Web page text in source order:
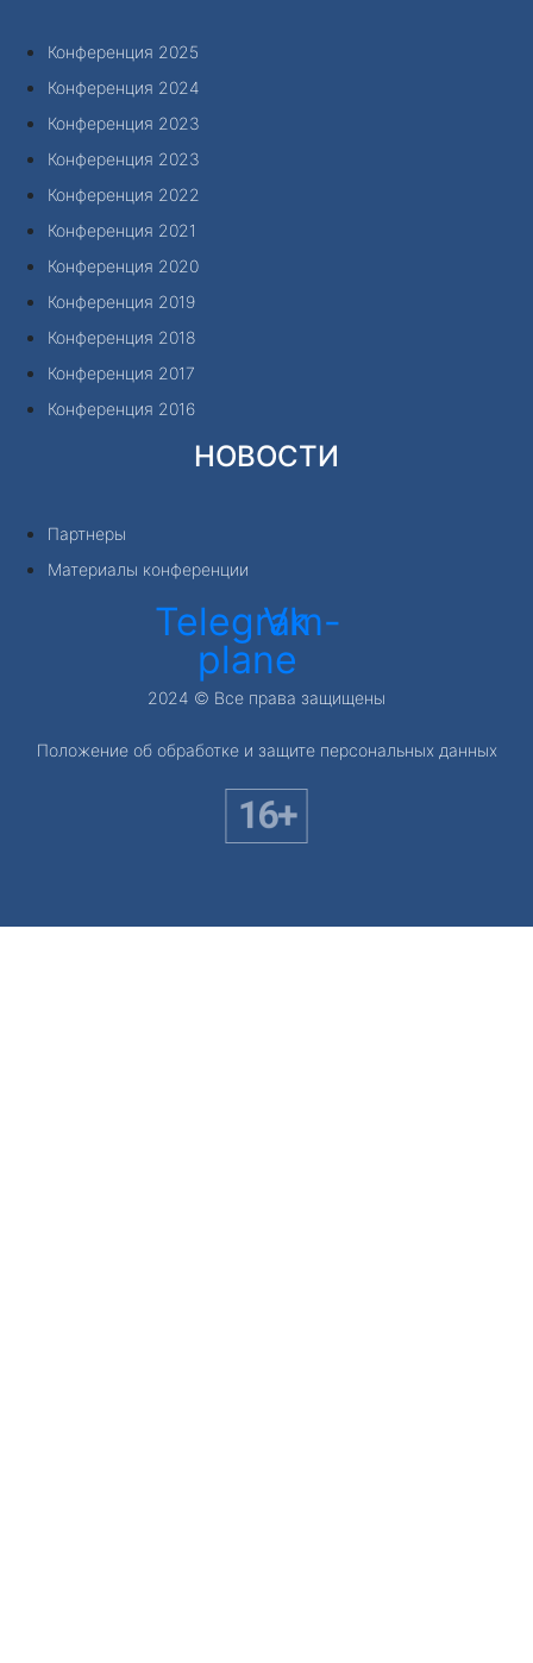
Конференция 2025
Конференция 2024
Конференция 2023
Конференция 2023
Конференция 2022
Конференция 2021
Конференция 2020
Конференция 2019
Конференция 2018
Конференция 2017
Конференция 2016
НОВОСТИ
Партнеры
Материалы конференции
Telegram-
plane
Vk
2024 © Все права защищены
Положение об обработке и защите персональных данных